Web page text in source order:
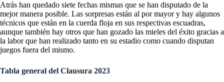
Atrás han quedado siete fechas mismas que se han disputado de la
mejor manera posible. Las sorpresas están al por mayor y hay algunos
técnicos que están en la cuerda floja en sus respectivas escuadras,
aunque también hay otros que han gozado las mieles del éxito gracias a
la labor que han realizado tanto en su estadio como cuando disputan
juegos fuera del mismo.
Tabla general del Clausura 2023